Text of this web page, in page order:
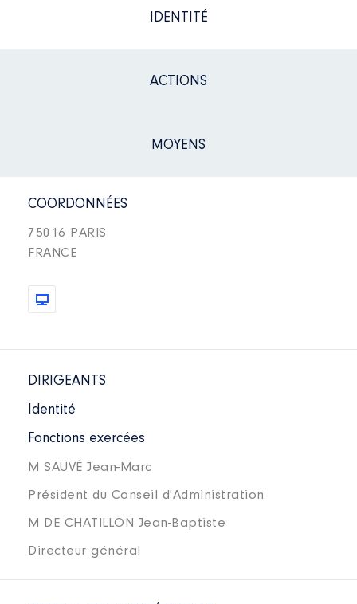
IDENTITÉ
ACTIONS
MOYENS
COORDONNÉES
75016 PARIS
FRANCE
DIRIGEANTS
Identité
Fonctions exercées
M SAUVÉ Jean-Marc
Président du Conseil d'Administration
M DE CHATILLON Jean-Baptiste
Directeur général